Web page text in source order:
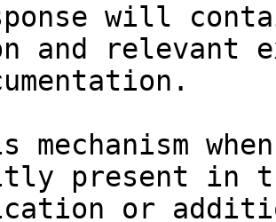
will
and relevant
mechanism
present in
or